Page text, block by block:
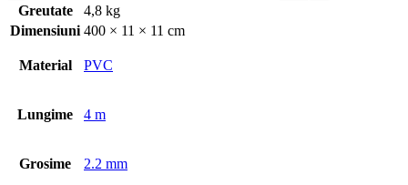
Greutate
4,8 kg
Dimensiuni 400 × 11 × 11 cm
Material PVC
Lungime 4 m
Grosime 2.2 mm